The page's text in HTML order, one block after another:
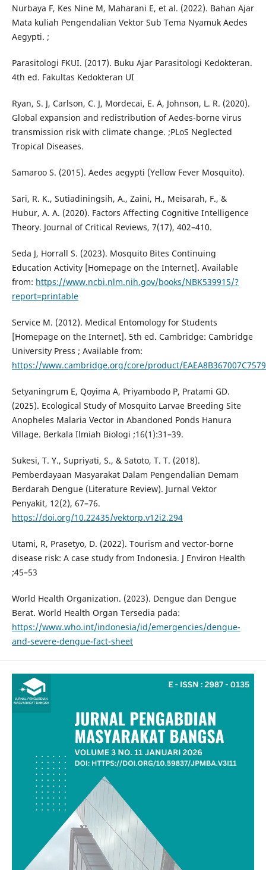
Nurbaya F, Kes Nine M, Maharani E, et al. (2022). Bahan Ajar
Mata kuliah Pengendalian Vektor Sub Tema Nyamuk Aedes
Aegypti. ;
Parasitologi FKUI. (2017). Buku Ajar Parasitologi Kedokteran.
4th ed. Fakultas Kedokteran UI
Ryan, S. J, Carlson, C. J, Mordecai, E. A, Johnson, L. R. (2020).
Global expansion and redistribution of Aedes-borne virus
transmission risk with climate change. ;PLoS Neglected
Tropical Diseases.
Samaroo S. (2015). Aedes aegypti (Yellow Fever Mosquito).
Sari, R. K., Sutiadiningsih, A., Zaini, H., Meisarah, F., &
Hubur, A. A. (2020). Factors Affecting Cognitive Intelligence
Theory. Journal of Critical Reviews, 7(17), 402–410.
Seda J, Horrall S. (2023). Mosquito Bites Continuing
Education Activity [Homepage on the Internet]. Available
from: https://www.ncbi.nlm.nih.gov/books/NBK539915/?
report=printable
Service M. (2012). Medical Entomology for Students
[Homepage on the Internet]. 5th ed. Cambridge: Cambridge
University Press ; Available from:
https://www.cambridge.org/core/product/
Setyaningrum E, Qoyima A, Priyambodo P, Pratami GD.
(2025). Ecological Study of Mosquito Larvae Breeding Site
Anopheles Malaria Vector in Abandoned Ponds Hanura
Village. Berkala Ilmiah Biologi ;16(1):31–39.
Sukesi, T. Y., Supriyati, S., & Satoto, T. T. (2018).
Pemberdayaan Masyarakat Dalam Pengendalian Demam
Berdarah Dengue (Literature Review). Jurnal Vektor
Penyakit, 12(2), 67–76.
https://doi.org/10.22435/vektorp.v12i2.294
Utami, R, Prasetyo, D. (2022). Tourism and vector-borne
disease risk: A case study from Indonesia. J Environ Health
;45–53
World Health Organization. (2023). Dengue dan Dengue
Berat. World Health Organ Tersedia pada:
https://www.who.int/indonesia/id/emergencies/dengue-
and-severe-dengue-fact-sheet